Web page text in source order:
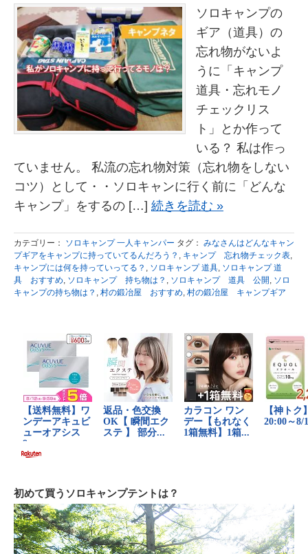
ソロキャンプの
ギア（道具）の
忘れ物がないよ
うに「キャンプ
道具・忘れモノ
チェックリス
ト」とか作って
いる？ 私は作っ
ていません。 私流の忘れ物対策（忘れ物をしない
コツ）として・・ソロキャンに行く前に「どんな
キャンプ」をするの […] 続きを読む »
カテゴリー： ソロキャンプ 一人キャンパー タグ： みなさんはどんなキャン
プギアをキャンプに持っていてるんだろう？ , キャンプ 忘れ物チェック表,
キャンプには何を持っていってる？ , ソロキャンプ 道具, ソロキャンプ 道
具 おすすめ, ソロキャンプ 持ち物は？ , ソロキャンプ 道具 公開, ソロ
キャンプの持ち物は？ , 村の鍛冶屋 おすすめ, 村の鍛冶屋 キャンプギア
初めて買うソロキャンプテントは？